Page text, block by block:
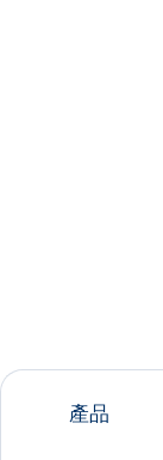
產品